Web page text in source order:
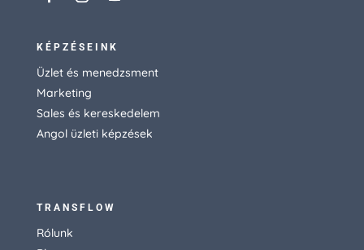
KÉPZÉSEINK
Üzlet és menedzsment
Marketing
Sales és kereskedelem
Angol üzleti képzések
TRANSFLOW
Rólunk